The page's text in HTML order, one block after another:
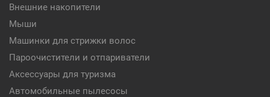
Внешние накопители
Мыши
Машинки для стрижки волос
Пароочистители и отпариватели
Аксессуары для туризма
Автомобильные пылесосы